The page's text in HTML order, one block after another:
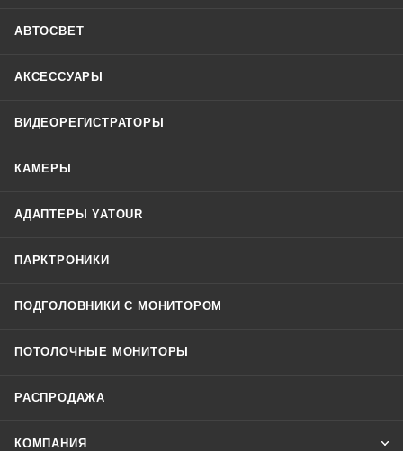
АВТОСВЕТ
АКСЕССУАРЫ
ВИДЕОРЕГИСТРАТОРЫ
КАМЕРЫ
АДАПТЕРЫ YATOUR
ПАРКТРОНИКИ
ПОДГОЛОВНИКИ С МОНИТОРОМ
ПОТОЛОЧНЫЕ МОНИТОРЫ
РАСПРОДАЖА
КОМПАНИЯ